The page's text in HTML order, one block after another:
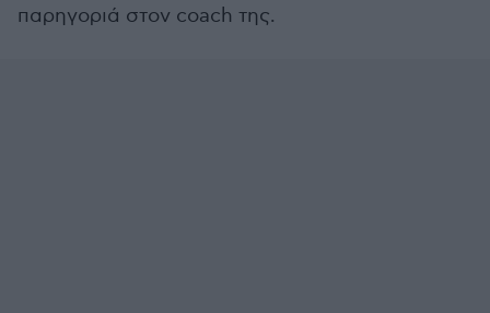
παρηγοριά στον coach της.